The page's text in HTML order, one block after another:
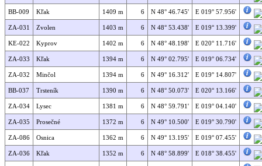
BB-009 Kľak 1409 m 6 N 48° 46.745' E 019° 57.956'
ZA-031 Zvolen 1403 m 6 N 48° 53.438' E 019° 13.399'
KE-022 Kyprov 1402 m 6 N 48° 48.198' E 020° 11.716'
ZA-033 Kľak 1394 m 6 N 49° 02.795' E 019° 06.734'
ZA-032 Minčol 1394 m 6 N 49° 16.312' E 019° 14.807'
BB-037 Trsteník 1390 m 6 N 48° 50.073' E 020° 13.166'
ZA-034 Lysec 1381 m 6 N 48° 59.791' E 019° 04.140'
ZA-035 Prosečné 1372 m 6 N 49° 10.500' E 019° 30.790'
ZA-086 Osnica 1362 m 6 N 49° 13.195' E 019° 07.455'
ZA-036 Kľak 1352 m 6 N 48° 58.899' E 018° 38.455'